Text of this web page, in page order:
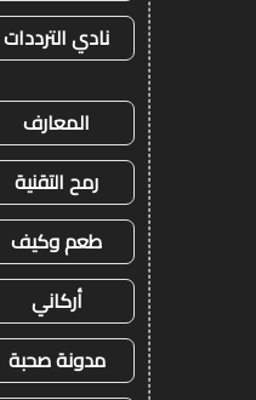
نادي الترددات
المعارف
رمح التقنية
طعم وكيف
أركاني
مدونة صحبة